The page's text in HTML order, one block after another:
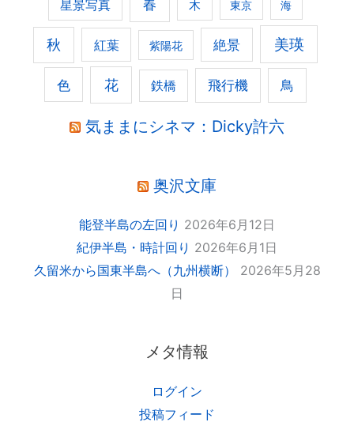
星景写真 春 木 東京 海
秋 紅葉 紫陽花 絶景 美瑛
色 花 鉄橋 飛行機 鳥
気ままにシネマ：Dicky許六
奥沢文庫
能登半島の左回り 2026年6月12日
紀伊半島・時計回り 2026年6月1日
久留米から国東半島へ（九州横断）
2026年5月28
日
メタ情報
ログイン
投稿フィード